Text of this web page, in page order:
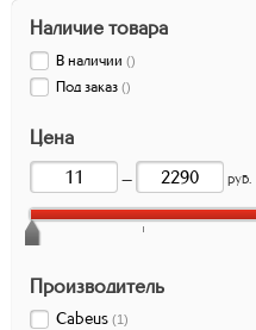
Наличие товара
В наличии ()
Под заказ ()
Цена
— руб.
Производитель
Cabeus (1)